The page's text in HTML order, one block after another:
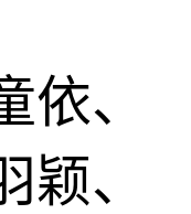
依、
颖、